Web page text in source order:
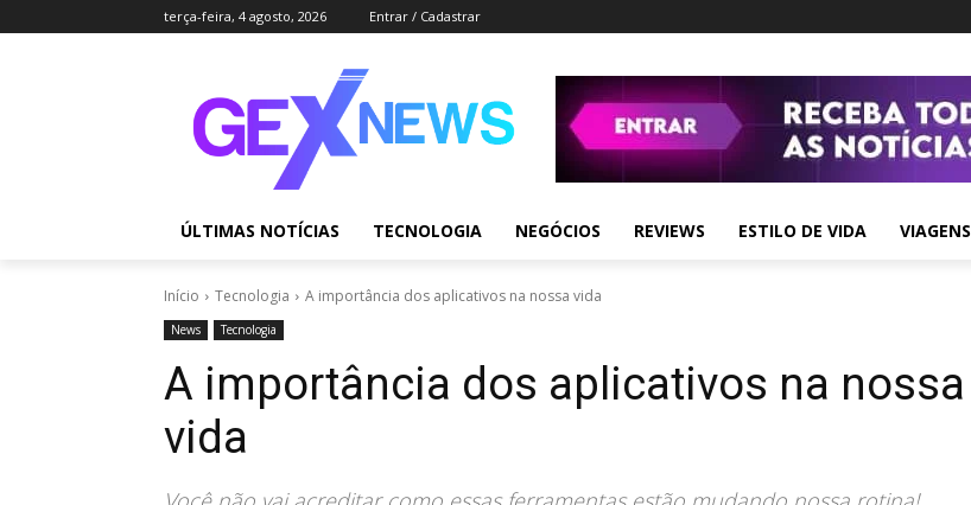
terça-feira, 4 agosto, 2026 Entrar / Cadastrar
ÚLTIMAS NOTÍCIAS TECNOLOGIA NEGÓCIOS REVIEWS ESTILO DE VIDA VIAGENS
Início Tecnologia A importância dos aplicativos na nossa vida
News Tecnologia
A importância dos aplicativos na nossa
vida